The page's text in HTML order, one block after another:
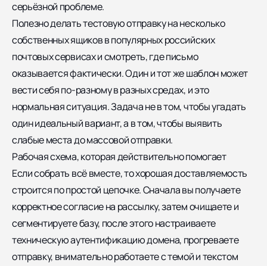
серьёзной проблеме.
Полезно делать тестовую отправку на несколько
собственных ящиков в популярных российских
почтовых сервисах и смотреть, где письмо
оказывается фактически. Один и тот же шаблон может
вести себя по-разному в разных средах, и это
нормальная ситуация.Задача не в том, чтобы угадать
один идеальный вариант, а в том, чтобы выявить
слабые места до массовой отправки.
Рабочая схема, которая действительно помогает
Если собрать всё вместе, то хорошая доставляемость
строится по простой цепочке. Сначала вы получаете
корректное согласие на рассылку, затем очищаете и
сегментируете базу, после этого настраиваете
техническую аутентификацию домена, прогреваете
отправку, внимательно работаете с темой и текстом